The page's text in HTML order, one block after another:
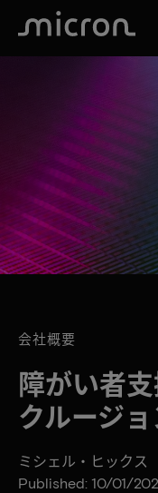
会社概要
障がい者
クルージョ
ミシェル・ヒックス
Published: 10/01/